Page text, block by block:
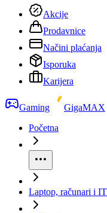
Akcije
Prodavnice
Načini plaćanja
Isporuka
Karijera
Gaming
GigaMAX
Početna
Laptop, računari i